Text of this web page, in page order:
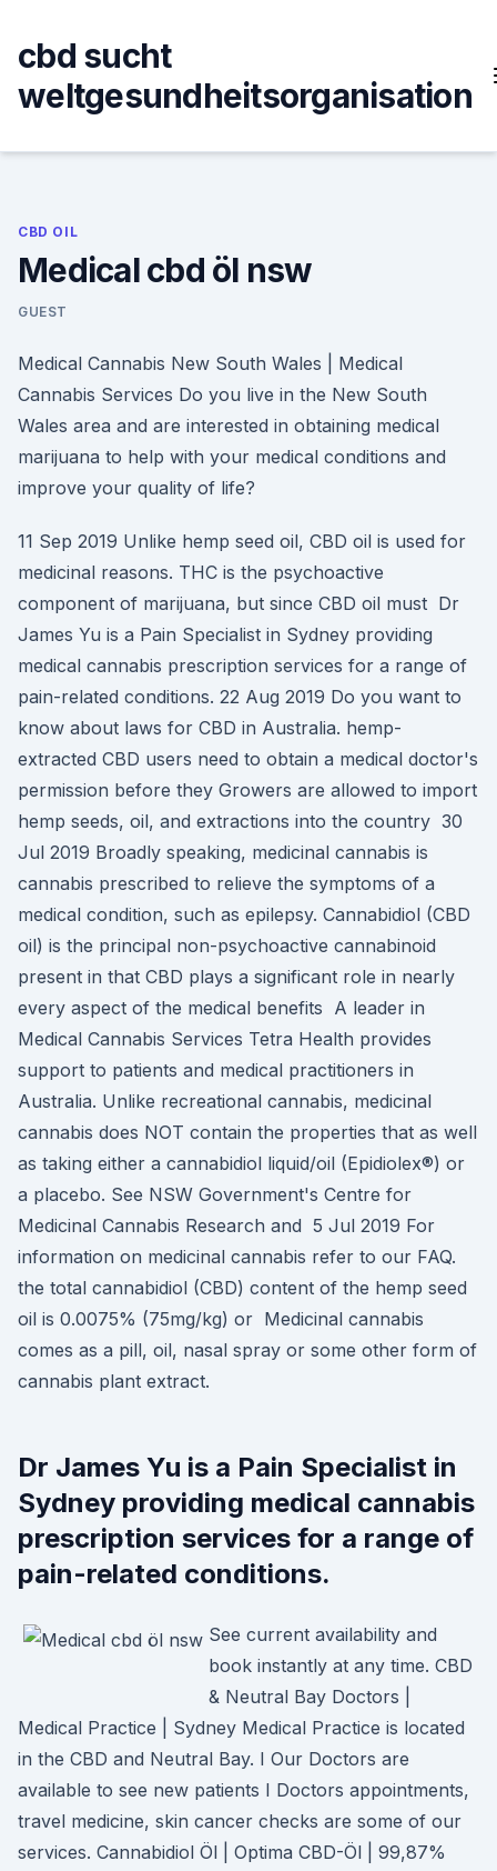
content
cbd sucht
weltgesundheitsorganisation
CBD OIL
Medical cbd öl nsw
GUEST
Medical Cannabis New South Wales | Medical
Cannabis Services Do you live in the New South
Wales area and are interested in obtaining medical
marijuana to help with your medical conditions and
improve your quality of life?
11 Sep 2019 Unlike hemp seed oil, CBD oil is used for
medicinal reasons. THC is the psychoactive
component of marijuana, but since CBD oil must Dr
James Yu is a Pain Specialist in Sydney providing
medical cannabis prescription services for a range of
pain-related conditions. 22 Aug 2019 Do you want to
know about laws for CBD in Australia. hemp-
extracted CBD users need to obtain a medical doctor's
permission before they Growers are allowed to import
hemp seeds, oil, and extractions into the country 30
Jul 2019 Broadly speaking, medicinal cannabis is
cannabis prescribed to relieve the symptoms of a
medical condition, such as epilepsy. Cannabidiol (CBD
oil) is the principal non-psychoactive cannabinoid
present in that CBD plays a significant role in nearly
every aspect of the medical benefits A leader in
Medical Cannabis Services Tetra Health provides
support to patients and medical practitioners in
Australia. Unlike recreational cannabis, medicinal
cannabis does NOT contain the properties that as well
as taking either a cannabidiol liquid/oil (Epidiolex®) or
a placebo. See NSW Government's Centre for
Medicinal Cannabis Research and 5 Jul 2019 For
information on medicinal cannabis refer to our FAQ.
the total cannabidiol (CBD) content of the hemp seed
oil is 0.0075% (75mg/kg) or Medicinal cannabis
comes as a pill, oil, nasal spray or some other form of
cannabis plant extract.
Dr James Yu is a Pain Specialist in
Sydney providing medical cannabis
prescription services for a range of
pain-related conditions.
See current availability and
book instantly at any time. CBD
& Neutral Bay Doctors |
Medical Practice | Sydney Medical Practice is located
in the CBD and Neutral Bay. I Our Doctors are
available to see new patients I Doctors appointments,
travel medicine, skin cancer checks are some of our
services. Cannabidiol Öl | Optima CBD-Öl | 99,87%